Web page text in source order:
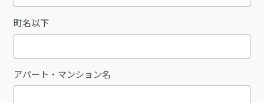
町名以下
アパート・マンション名